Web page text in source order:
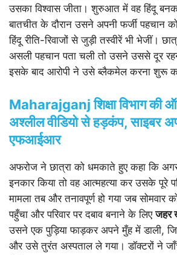
उसका विश्वास जीता। शुरुआत में वह हिंदू
बातचीत के दौरान उसने अपनी फर्जी पहचान
हिंदू रीति-रिवाजों से जुड़ी तस्वीरें भी भेजीं।
असली पहचान पता चली तो उसने उससे दूर
इसके बाद आरोपी ने उसे ब्लैकमेल करना शुरू
Maharajganj शिक्षा विभाग की
अश्लील वीडियो से हड़कंप, साइबर
एफआईआर
अफरोज ने छात्रा को धमकाते हुए कहा कि
इनकार किया तो वह आत्महत्या कर उसके पूरे
मामला तब और तनावपूर्ण हो गया जब सोमवार
पहुँचा और परिवार पर दबाव बनाने के लिएजहर
उसने एक पुड़िया फाड़कर अपने मुँह में डाली,
और उसे तुरंत अस्पताल ले गया। डॉक्टरों ने